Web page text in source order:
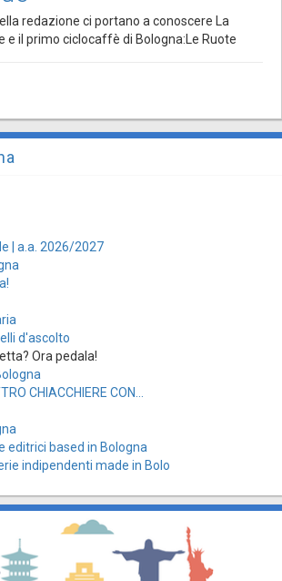
redazione ci portano a conoscere La
e il primo ciclocaffè di Bologna:Le Ruote
| a.a. 2026/2027
d'ascolto
Ora pedala!
CHIACCHIERE CON...
editrici based in Bologna
indipendenti made in Bolo